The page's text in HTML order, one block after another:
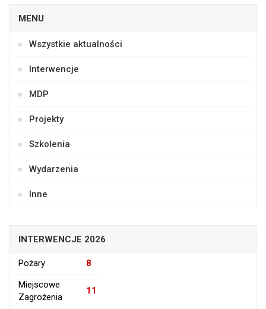
MENU
Wszystkie aktualności
Interwencje
MDP
Projekty
Szkolenia
Wydarzenia
Inne
INTERWENCJE 2026
Pożary
8
Miejscowe
Zagrożenia
11